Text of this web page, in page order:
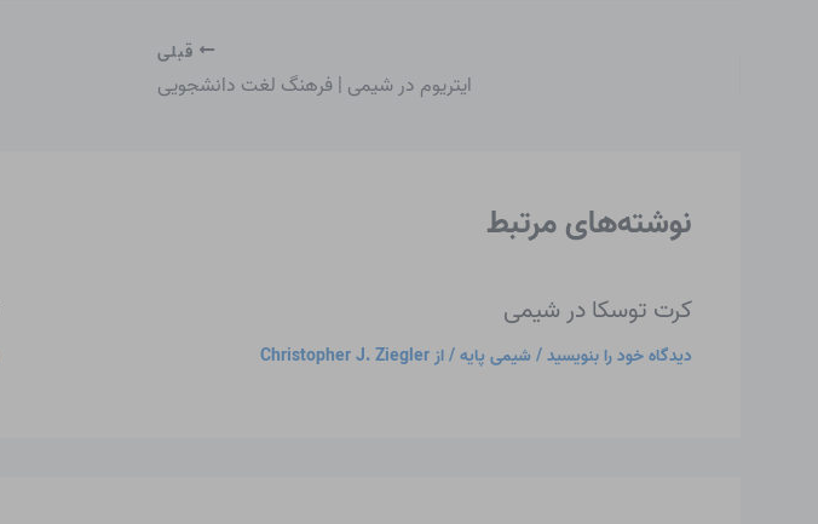
قبلی
ایتریوم در شیمی | فرهنگ لغت دانشجویی
نوشته‌های مرتبط
کرت توسکا در شیمی
دیدگاه‌ خود را بنویسید/ شیمی پایه/ ازChristopher J. Ziegler